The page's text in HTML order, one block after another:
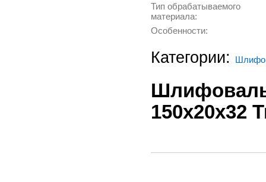
Тип обрабатываемого
материала:
Особенности:
Категории:
150х20х32